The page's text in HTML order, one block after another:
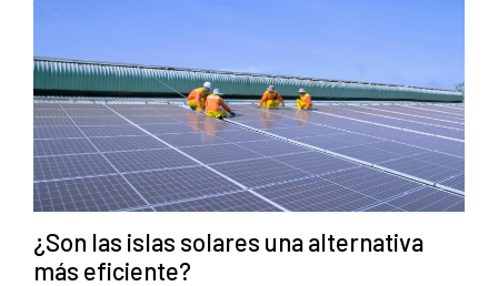
¿Son las islas solares una alternativa
más eficiente?